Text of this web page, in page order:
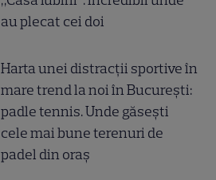
au plecat cei doi
Harta unei distracții sportive în
mare trend la noi în București:
padle tennis. Unde găsești
cele mai bune terenuri de
padel din oraș